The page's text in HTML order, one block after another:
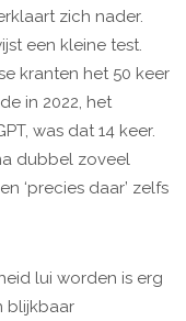
zich nader.
een kleine test.
kranten het 50 keer
in 2022, het
was dat 14 keer.
dubbel zoveel
‘precies daar’ zelfs
lui worden is erg
blijkbaar